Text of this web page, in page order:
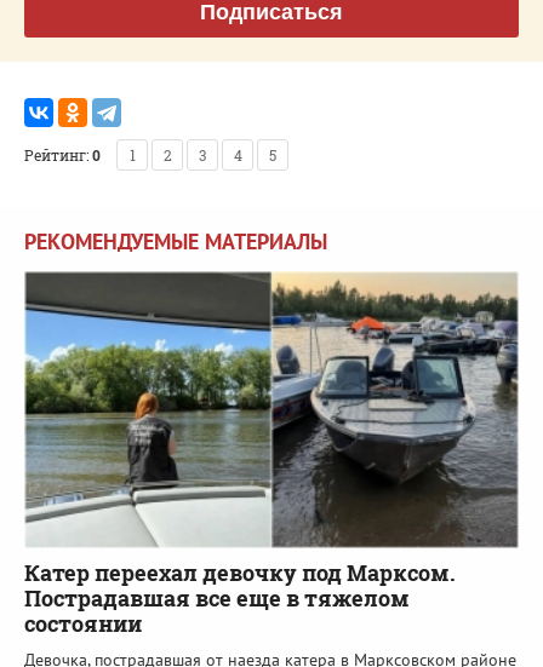
Подписаться
Рейтинг:0 1 2 3 4 5
РЕКОМЕНДУЕМЫЕ МАТЕРИАЛЫ
Катер переехал девочку под Марксом.
Пострадавшая все еще в тяжелом
состоянии
Девочка, пострадавшая от наезда катера в Марксовском районе